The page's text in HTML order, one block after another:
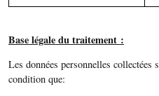
Base légale du traitement :
Les données personnelles collectées
condition que: